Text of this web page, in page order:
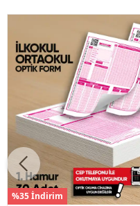
%35 İndirim